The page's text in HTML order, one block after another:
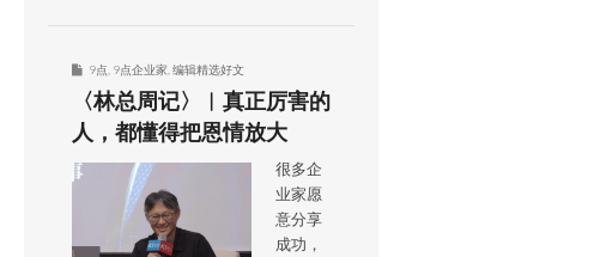
9点 9点企业家 编辑精选好文
〈林总周记〉︱真正厉害的
人，都懂得把恩情放大
很多企
业家愿
意分享
成功，